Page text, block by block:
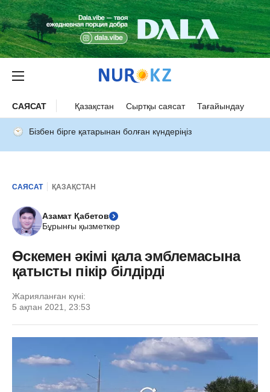
САЯСАТ Қазақстан Сыртқы саясат Тағайындау
Бізбен бірге қатарынан болған күндеріңіз
САЯСАТ ҚАЗАҚСТАН
Азамат Қабетов
Бұрынғы қызметкер
Өскемен әкімі қала эмблемасына
қатысты пікір білдірді
Жарияланған күні:
5 ақпан 2021, 23:53